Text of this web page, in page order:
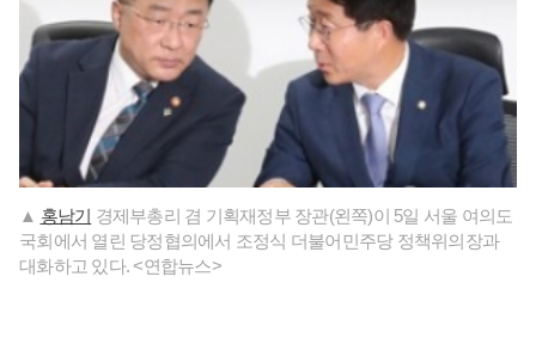
▲ 홍남기 경제부총리 겸 기획재정부 장관(왼쪽)이 5일 서울 여의도
국회에서 열린 당정협의에서 조정식 더불어민주당 정책위의장과
대화하고 있다. <연합뉴스>